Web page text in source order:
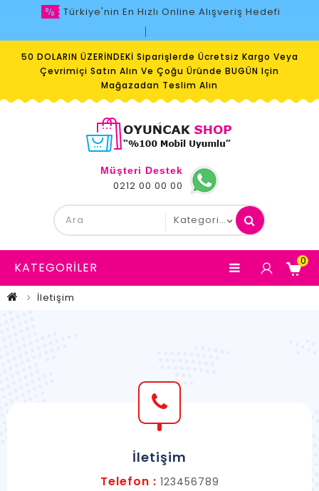
Türkiye'nin En Hızlı Online Alışveriş Hedefi
50 DOLARIN ÜZERİNDEKİ Siparişlerde Ücretsiz Kargo Veya
Çevrimiçi Satın Alın Ve Çoğu Üründe BUGÜN Için
Mağazadan Teslim Alın
Müşteri Destek
0212 00 00 00
KATEGORILER 0
İletişim
İletişim
Telefon : 123456789